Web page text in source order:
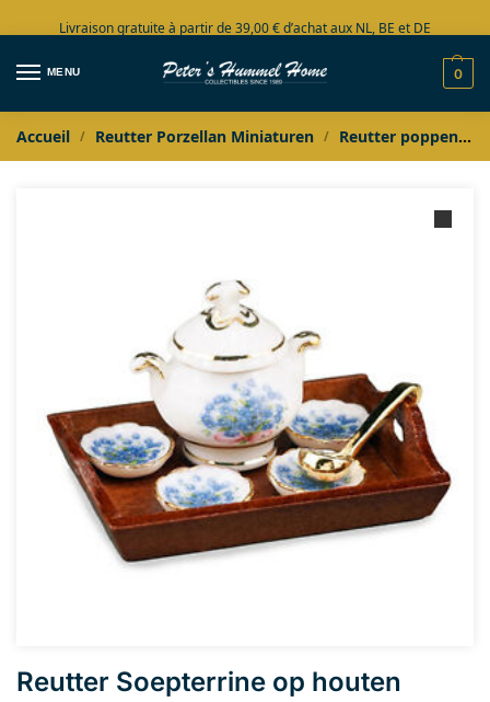
Livraison gratuite à partir de 39,00 € d’achat aux NL, BE et DE
Grand choix en stock
MENU 0
Accueil / Reutter Porzellan Miniaturen / Reutter poppenhuis miniaturen
Reutter Soepterrine op houten